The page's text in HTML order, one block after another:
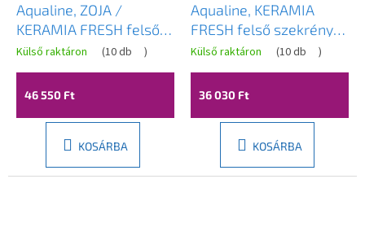
Aqualine, ZOJA /
KERAMIA FRESH felső
szekrény 35x76x23cm,
fehér, 50334
Külső raktáron (10 db )
46 550 Ft
KOSÁRBA
Aqualine, KERAMIA
FRESH felső szekrény
60x50x20cm, fehér,
52363
Külső raktáron (10 db )
36 030 Ft
KOSÁRBA